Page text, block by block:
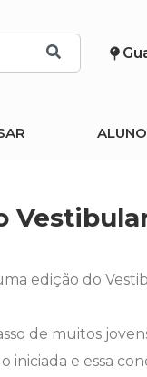
edição do
de muitos
e essa